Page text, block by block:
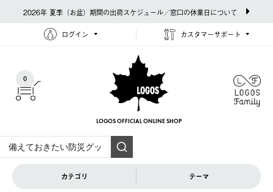
2026年 夏季（お盆）期間の出荷スケジュール／窓口の休業日について
ログイン カスタマーサポート
0
LOGOS OFFICIAL ONLINE SHOP
カテゴリ テーマ